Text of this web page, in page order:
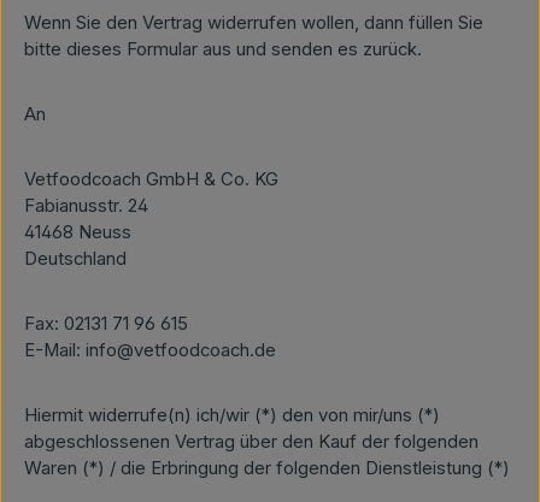
Wenn Sie den Vertrag widerrufen wollen, dann füllen Sie
bitte dieses Formular aus und senden es zurück.
An
Vetfoodcoach GmbH & Co. KG
Fabianusstr. 24
41468 Neuss
Deutschland
Fax: 02131 71 96 615
E-Mail: info@vetfoodcoach.de
Hiermit widerrufe(n) ich/wir (*) den von mir/uns (*)
abgeschlossenen Vertrag über den Kauf der folgenden
Waren (*) / die Erbringung der folgenden Dienstleistung (*)